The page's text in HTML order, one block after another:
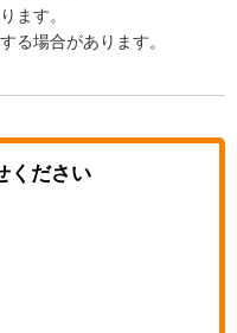
ます。
る場合があります。
ください